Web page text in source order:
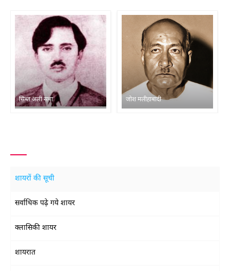
सिब्त अली सबा जोश मलीहाबादी
शायरों की सूची
सर्वाधिक पढ़े गये शायर
क्लासिकी शायर
शायरात